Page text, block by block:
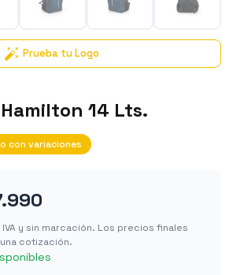
Prueba tu Logo
14 Lts.
con variaciones
y sin marcación. Los precios finales
cotización.